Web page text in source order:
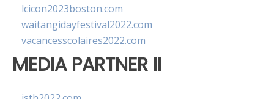
lcicon2023boston.com
waitangidayfestival2022.com
vacancesscolaires2022.com
MEDIA PARTNER II